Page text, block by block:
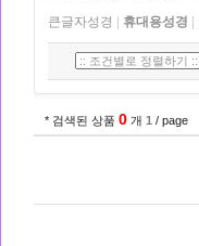
큰글자성경 휴대용성경
* 검색된 상품 0 개 1 / page